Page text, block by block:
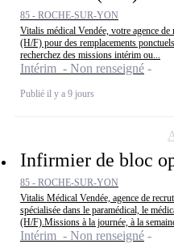
85 - ROCHE-SUR-YON
Vitalis médical Vendée, votre agence
(H/F) pour des remplacements
recherchez des missions intérim ou...
Intérim - Non renseigné
Publié il y a 9 jours
Infirmier de bloc
85 - ROCHE-SUR-YON
Vitalis Médical Vendée, agence de
spécialisée dans le paramédical, le
(H/F).Missions à la journée, à la
Intérim - Non renseigné